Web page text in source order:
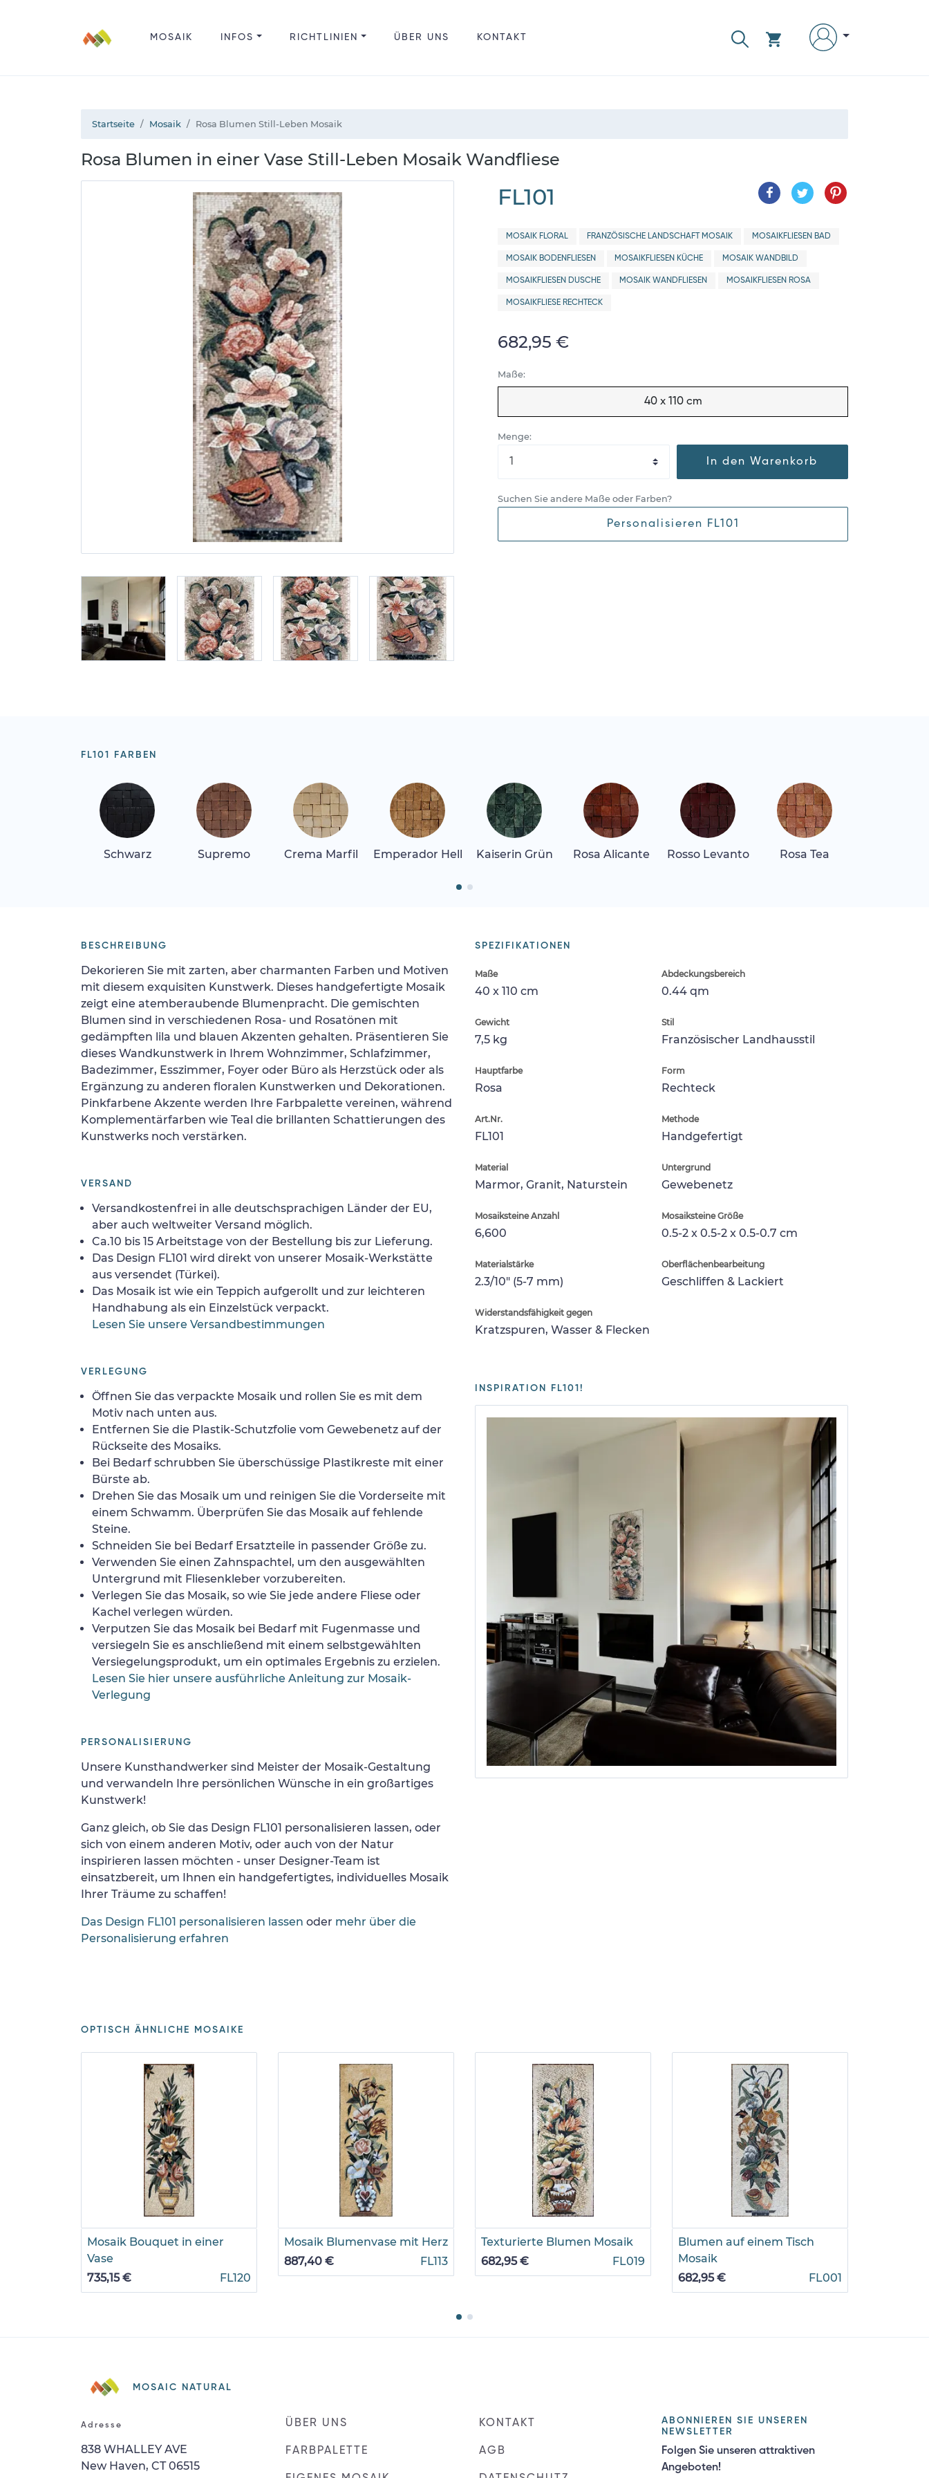
MOSAIK INFOS RICHTLINIEN ÜBER UNS KONTAKT
Startseite Mosaik Rosa Blumen Still-Leben Mosaik
Rosa Blumen in einer Vase Still-Leben Mosaik Wandfliese
FL101
MOSAIK FLORAL FRANZÖSISCHE LANDSCHAFT MOSAIK MOSAIKFLIESEN BAD
MOSAIK BODENFLIESEN MOSAIKFLIESEN KÜCHE MOSAIK WANDBILD
MOSAIKFLIESEN DUSCHE MOSAIK WANDFLIESEN MOSAIKFLIESEN ROSA
MOSAIKFLIESE RECHTECK
682,95 €
Maße:
40 x 110 cm
Menge:
In den Warenkorb
Suchen Sie andere Maße oder Farben?
Personalisieren FL101
FL101 FARBEN
Schwarz Supremo Crema Marfil Emperador Hell Kaiserin Grün Rosa Alicante Rosso Levanto Rosa Tea
SPEZIFIKATIONEN
Maße
40 x 110 cm
Abdeckungsbereich
0.44 qm
Gewicht
7,5 kg
Stil
Französischer Landhausstil
Hauptfarbe
Rosa
Form
Rechteck
Art.Nr.
FL101
Methode
Handgefertigt
Material
Marmor, Granit, Naturstein
Untergrund
Gewebenetz
Mosaiksteine Anzahl
6,600
Mosaiksteine Größe
0.5-2 x 0.5-2 x 0.5-0.7 cm
Materialstärke
2.3/10" (5-7 mm)
Oberflächenbearbeitung
Geschliffen & Lackiert
Widerstandsfähigkeit gegen
Kratzspuren, Wasser & Flecken
INSPIRATION FL101!
BESCHREIBUNG
Dekorieren Sie mit zarten, aber charmanten Farben und Motiven
mit diesem exquisiten Kunstwerk. Dieses handgefertigte Mosaik
zeigt eine atemberaubende Blumenpracht. Die gemischten
Blumen sind in verschiedenen Rosa- und Rosatönen mit
gedämpften lila und blauen Akzenten gehalten. Präsentieren Sie
dieses Wandkunstwerk in Ihrem Wohnzimmer, Schlafzimmer,
Badezimmer, Esszimmer, Foyer oder Büro als Herzstück oder als
Ergänzung zu anderen floralen Kunstwerken und Dekorationen.
Pinkfarbene Akzente werden Ihre Farbpalette vereinen, während
Komplementärfarben wie Teal die brillanten Schattierungen des
Kunstwerks noch verstärken.
VERSAND
Versandkostenfrei in alle deutschsprachigen Länder der EU,
aber auch weltweiter Versand möglich.
Ca.10 bis 15 Arbeitstage von der Bestellung bis zur Lieferung.
Das Design FL101 wird direkt von unserer Mosaik-Werkstätte
aus versendet (Türkei).
Das Mosaik ist wie ein Teppich aufgerollt und zur leichteren
Handhabung als ein Einzelstück verpackt.
Lesen Sie unsere Versandbestimmungen
VERLEGUNG
Öffnen Sie das verpackte Mosaik und rollen Sie es mit dem
Motiv nach unten aus.
Entfernen Sie die Plastik-Schutzfolie vom Gewebenetz auf der
Rückseite des Mosaiks.
Bei Bedarf schrubben Sie überschüssige Plastikreste mit einer
Bürste ab.
Drehen Sie das Mosaik um und reinigen Sie die Vorderseite mit
einem Schwamm. Überprüfen Sie das Mosaik auf fehlende
Steine.
Schneiden Sie bei Bedarf Ersatzteile in passender Größe zu.
Verwenden Sie einen Zahnspachtel, um den ausgewählten
Untergrund mit Fliesenkleber vorzubereiten.
Verlegen Sie das Mosaik, so wie Sie jede andere Fliese oder
Kachel verlegen würden.
Verputzen Sie das Mosaik bei Bedarf mit Fugenmasse und
versiegeln Sie es anschließend mit einem selbstgewählten
Versiegelungsprodukt, um ein optimales Ergebnis zu erzielen.
Lesen Sie hier unsere ausführliche Anleitung zur Mosaik-
Verlegung
PERSONALISIERUNG
Unsere Kunsthandwerker sind Meister der Mosaik-Gestaltung
und verwandeln Ihre persönlichen Wünsche in ein großartiges
Kunstwerk!
Ganz gleich, ob Sie das Design FL101 personalisieren lassen, oder
sich von einem anderen Motiv, oder auch von der Natur
inspirieren lassen möchten - unser Designer-Team ist
einsatzbereit, um Ihnen ein handgefertigtes, individuelles Mosaik
Ihrer Träume zu schaffen!
Das Design FL101 personalisieren lassen oder mehr über die
Personalisierung erfahren
OPTISCH ÄHNLICHE MOSAIKE
Mosaik Bouquet in einer
Vase
735,15 €
FL120
Mosaik Blumenvase mit Herz
887,40 €
FL113
Texturierte Blumen Mosaik
682,95 €
FL019
Blumen auf einem Tisch
Mosaik
682,95 €
FL001
MOSAIC NATURAL
Adresse
838 WHALLEY AVE
New Haven, CT 06515
ÜBER UNS
FARBPALETTE
KONTAKT
AGB
ABONNIEREN SIE UNSEREN
NEWSLETTER
Folgen Sie unseren attraktiven
Angeboten!